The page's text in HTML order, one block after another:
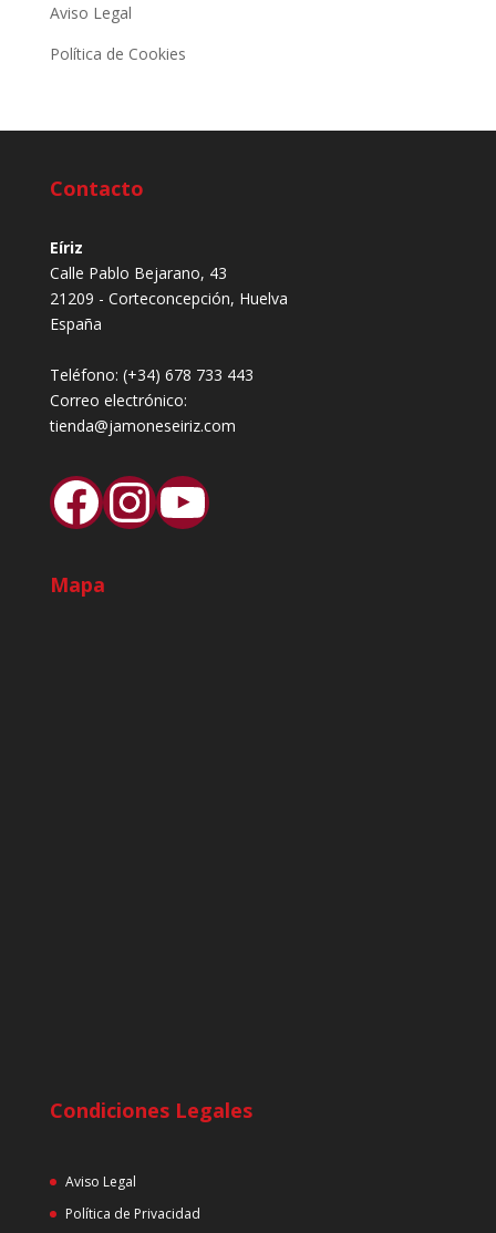
Aviso Legal
Política de Cookies
Contacto
Eíriz
Calle Pablo Bejarano, 43
21209 - Corteconcepción, Huelva
España
Teléfono: (+34) 678 733 443
Correo electrónico:
tienda@jamoneseiriz.com
Facebook
Instagram
YouTube
Mapa
Condiciones Legales
Aviso Legal
Política de Privacidad